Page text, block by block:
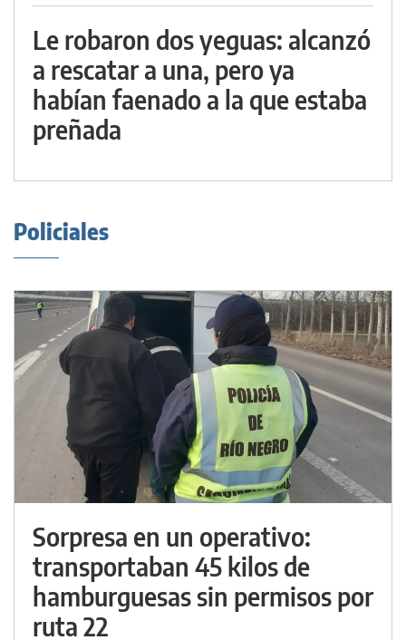
Le robaron dos yeguas: alcanzó
a rescatar a una, pero ya
habían faenado a la que estaba
preñada
Policiales
Sorpresa en un operativo:
transportaban 45 kilos de
hamburguesas sin permisos por
ruta 22